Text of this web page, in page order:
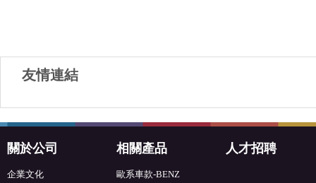
友情連結
關於公司
企業文化
相關產品
歐系車款-BENZ
人才招聘